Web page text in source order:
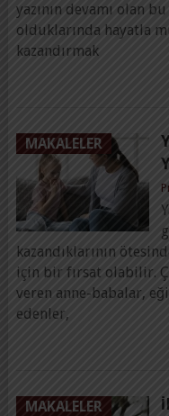
yazının devamı olan
olduklarında hayatla
kazandırmak
MAKALELER
kazandıklarının
için bir fırsat olabilir.
veren anne-babalar,
edenler,
MAKALELER